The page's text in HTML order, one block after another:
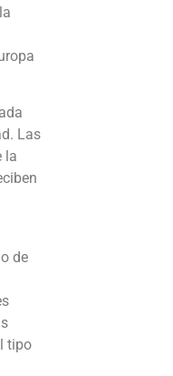
Las
la
de
tipo